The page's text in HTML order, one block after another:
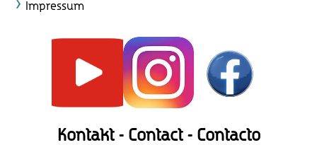
Impressum
Kontakt - Contact - Contacto